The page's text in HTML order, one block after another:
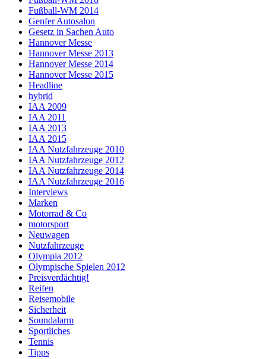
Fußball-WM 2014
Genfer Autosalon
Gesetz in Sachen Auto
Hannover Messe
Hannover Messe 2013
Hannover Messe 2014
Hannover Messe 2015
Headline
hybrid
IAA 2009
IAA 2011
IAA 2013
IAA 2015
IAA Nutzfahrzeuge 2010
IAA Nutzfahrzeuge 2012
IAA Nutzfahrzeuge 2014
IAA Nutzfahrzeuge 2016
Interviews
Marken
Motorrad & Co
motorsport
Neuwagen
Nutzfahrzeuge
Olympia 2012
Olympische Spielen 2012
Preisverdächtig!
Reifen
Reisemobile
Sicherheit
Soundalarm
Sportliches
Tennis
Tipps